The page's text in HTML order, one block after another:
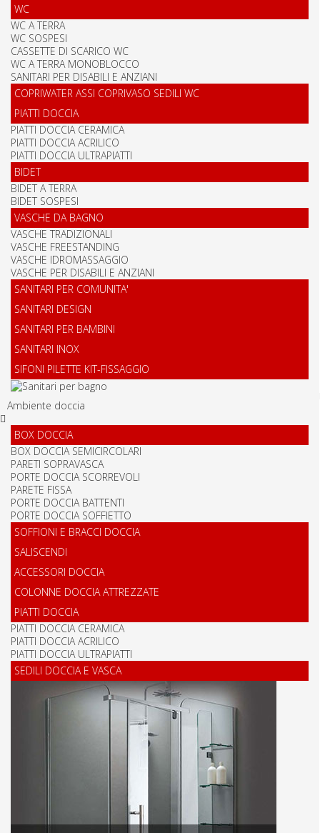
WC
WC A TERRA
WC SOSPESI
CASSETTE DI SCARICO WC
WC A TERRA MONOBLOCCO
SANITARI PER DISABILI E ANZIANI
COPRIWATER ASSI COPRIVASO SEDILI WC
PIATTI DOCCIA
PIATTI DOCCIA CERAMICA
PIATTI DOCCIA ACRILICO
PIATTI DOCCIA ULTRAPIATTI
BIDET
BIDET A TERRA
BIDET SOSPESI
VASCHE DA BAGNO
VASCHE TRADIZIONALI
VASCHE FREESTANDING
VASCHE IDROMASSAGGIO
VASCHE PER DISABILI E ANZIANI
SANITARI PER COMUNITA'
SANITARI DESIGN
SANITARI PER BAMBINI
SANITARI INOX
SIFONI PILETTE KIT-FISSAGGIO
Ambiente doccia
BOX DOCCIA
BOX DOCCIA SEMICIRCOLARI
PARETI SOPRAVASCA
PORTE DOCCIA SCORREVOLI
PARETE FISSA
PORTE DOCCIA BATTENTI
PORTE DOCCIA SOFFIETTO
SOFFIONI E BRACCI DOCCIA
SALISCENDI
ACCESSORI DOCCIA
COLONNE DOCCIA ATTREZZATE
PIATTI DOCCIA
PIATTI DOCCIA CERAMICA
PIATTI DOCCIA ACRILICO
PIATTI DOCCIA ULTRAPIATTI
SEDILI DOCCIA E VASCA